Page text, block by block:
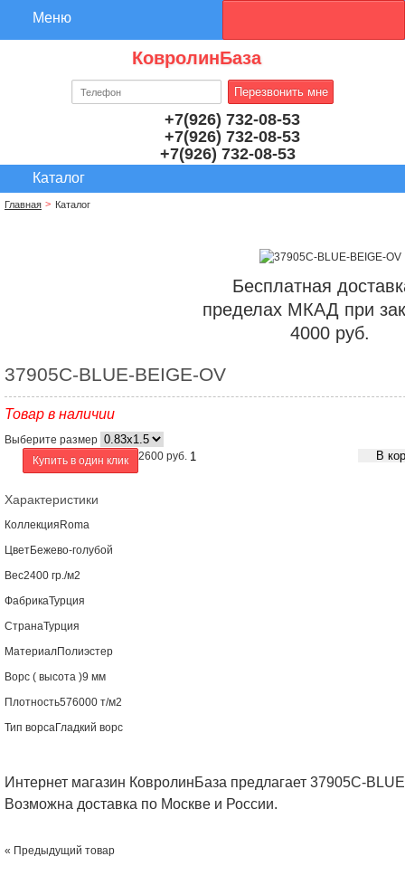
КовролинБаза
+7(926) 732-08-53
+7(926) 732-08-53
+7(926) 732-08-53
Главная Каталог
Бесплатная
пределах МКАД при
4000 руб.
37905C-BLUE-BEIGE-OV
Товар в наличии
Выберите размер
2600 руб. В
Купить в один клик
Характеристики
Коллекция Roma
ЦветБежево-голубой
Вес2400 гр./м2
ФабрикаТурция
СтранаТурция
МатериалПолиэстер
Ворс ( высота )9 мм
Плотность576000 т/м2
Тип ворсаГладкий ворс
Интернет магазин КовролинБаза предлагает 37905C-
Возможна доставка по Москве и России.
« Предыдущий товар